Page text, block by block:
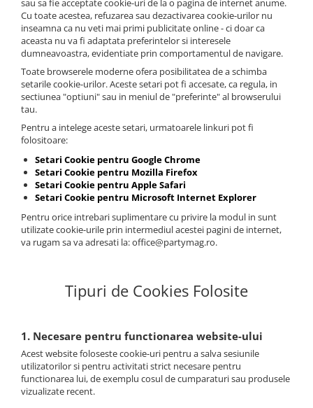
sau sa fie acceptate cookie-uri de la o pagina de internet anume.
Cu toate acestea, refuzarea sau dezactivarea cookie-urilor nu
inseamna ca nu veti mai primi publicitate online - ci doar ca
aceasta nu va fi adaptata preferintelor si interesele
dumneavoastra, evidentiate prin comportamentul de navigare.
Toate browserele moderne ofera posibilitatea de a schimba
setarile cookie-urilor. Aceste setari pot fi accesate, ca regula, in
sectiunea "optiuni" sau in meniul de "preferinte" al browserului
tau.
Pentru a intelege aceste setari, urmatoarele linkuri pot fi
folositoare:
Setari Cookie pentru Google Chrome
Setari Cookie pentru Mozilla Firefox
Setari Cookie pentru Apple Safari
Setari Cookie pentru Microsoft Internet Explorer
Pentru orice intrebari suplimentare cu privire la modul in sunt
utilizate cookie-urile prin intermediul acestei pagini de internet,
va rugam sa va adresati la: office@partymag.ro.
Tipuri de Cookies Folosite
1. Necesare pentru functionarea website-ului
Acest website foloseste cookie-uri pentru a salva sesiunile
utilizatorilor si pentru activitati strict necesare pentru
functionarea lui, de exemplu cosul de cumparaturi sau produsele
vizualizate recent.